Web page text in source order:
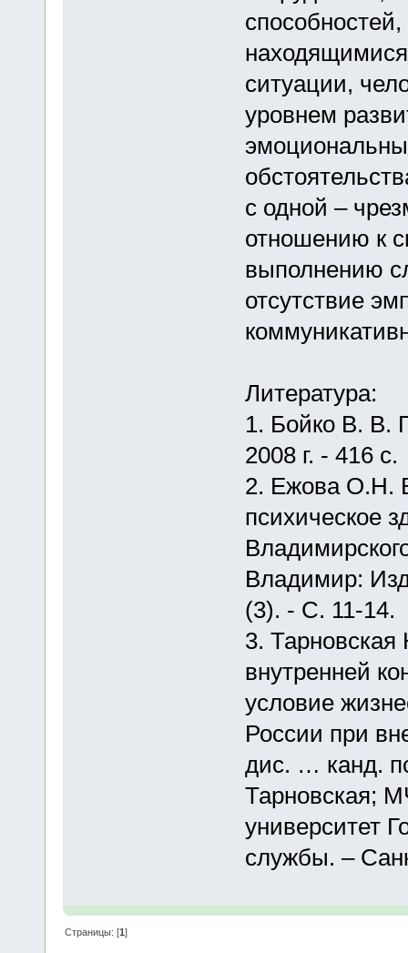
ситуации,
уровнем
с одной –
отношению к
выполнению
отсутствие
Литература:
1. Бойко В. В.
2008 г. - 416 с.
2. Ежова О.Н.
психическое
Владимир:
(3). - С. 11-14.
3.
внутренней
условие
России при
дис. … канд.
Тарновская;
университет
службы. –
Страницы: [1]